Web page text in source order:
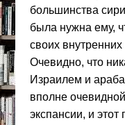
большинства
была нужна ему,
своих внутренних
Очевидно, что
Израилем и
вполне
экспансии, и